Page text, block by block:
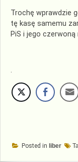
Trochę wprawdzie
tę kasę samemu
PiS i jego czerwoną
.
Posted in liber